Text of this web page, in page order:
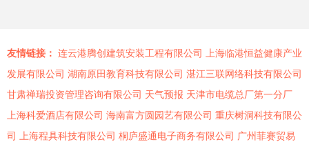
友情链接： 连云港腾创建筑安装工程有限公司
上海临港恒益健康产业
发展有限公司 湖南原田教育科技有限公司 湛江三联网络科技有限公司
甘肃禅瑞投资管理咨询有限公司 天气预报 天津市电缆总厂第一分厂
上海科爱酒店有限公司 海南富方圆园艺有限公司 重庆树洞科技有限公
司
上海程具科技有限公司 桐庐盛通电子商务有限公司 广州菲赛贸易